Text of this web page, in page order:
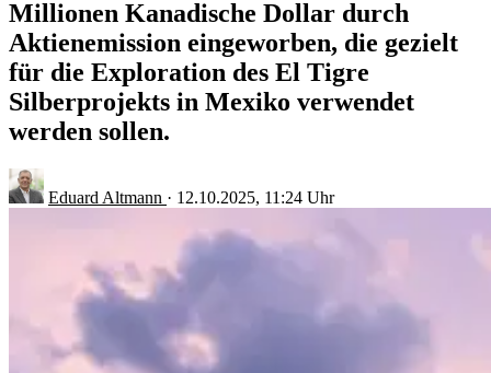
Millionen Kanadische Dollar durch
Aktienemission eingeworben, die gezielt
für die Exploration des El Tigre
Silberprojekts in Mexiko verwendet
werden sollen.
Eduard Altmann · 12.10.2025, 11:24 Uhr